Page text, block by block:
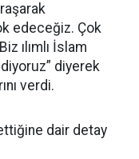
edeceğiz. Çok
ılımlı İslam
diyerek
verdi.
dair detay